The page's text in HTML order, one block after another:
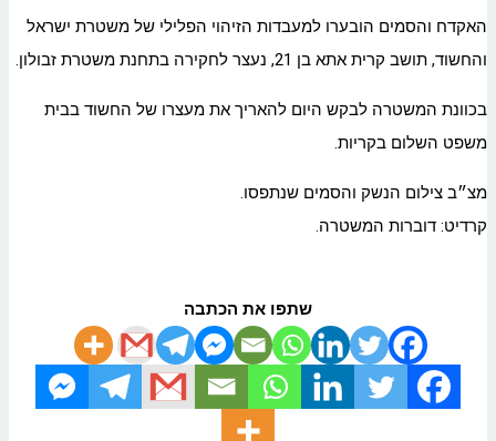
האקדח והסמים הובערו למעבדות הזיהוי הפלילי של משטרת ישראל
והחשוד, תושב קרית אתא בן 21, נעצר לחקירה בתחנת משטרת זבולון.
בכוונת המשטרה לבקש היום להאריך את מעצרו של החשוד בבית
משפט השלום בקריות.
מצ״ב צילום הנשק והסמים שנתפסו.
קרדיט: דוברות המשטרה.
שתפו את הכתבה